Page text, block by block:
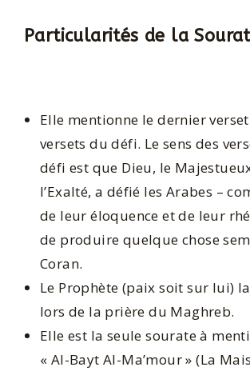
Particularités de la
Elle mentionne le dernier
versets du défi. Le sens des
défi est que Dieu, le
l’Exalté, a défié les Arabes –
de leur éloquence et de leur
de produire quelque chose
Coran.
Le Prophète (paix soit sur lui)
lors de la prière du Maghreb.
Elle est la seule sourate à
« Al-Bayt Al-Ma’mour » (La